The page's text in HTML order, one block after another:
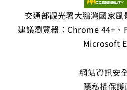
交通部觀光署大鵬灣國家
建議瀏覽器：Chrome 44+
Microsoft
網站資訊安
隱私權保